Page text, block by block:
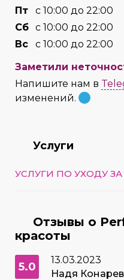
Пт
с 10:00 до 22:00
Сб с 10:00 до 22:00
Вс
с 10:00 до 22:00
Заметили
Напишите нам в
изменений.
Услуги
УСЛУГИ ПО УХОДУ
Отзывы о
красоты
5.0
13.03.2023
Надя